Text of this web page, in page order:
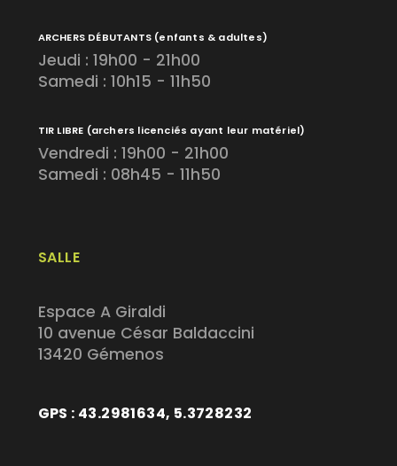
SALLE
Espace A Giraldi
10 avenue César Baldaccini
13420 Gémenos
GPS : 43.2981634, 5.3728232
ARCHERS DÉBUTANTS (enfants & adultes)
Jeudi : 19h00 - 21h00
Samedi : 10h15 - 11h50
TIR LIBRE (archers licenciés ayant leur matériel)
Vendredi : 19h00 - 21h00
Samedi : 08h45 - 11h50